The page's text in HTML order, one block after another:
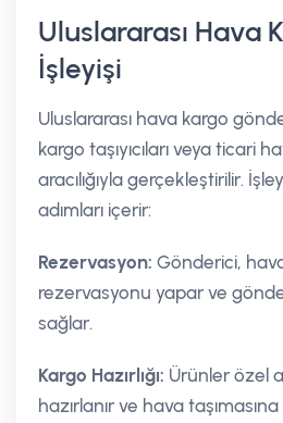
Uluslararası Hava
İşleyişi
Uluslararası hava kargo
kargo taşıyıcıları veya ticari
aracılığıyla gerçekleştirilir.
adımları içerir:
Rezervasyon: Gönderici,
rezervasyonu yapar ve
sağlar.
Kargo Hazırlığı: Ürünler özel
hazırlanır ve hava